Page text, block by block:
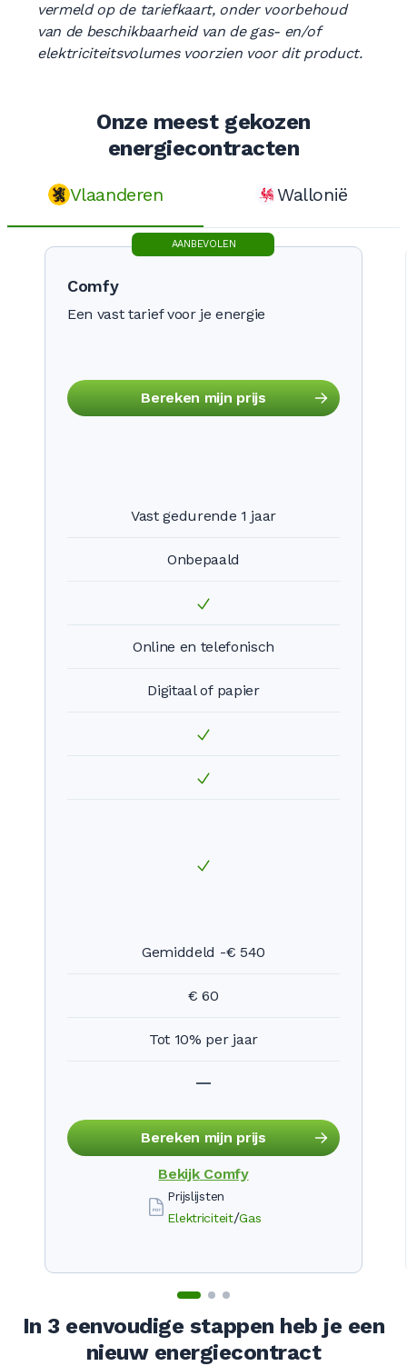
vermeld op de tariefkaart, onder voorbehoud
van de beschikbaarheid van de gas- en/of
elektriciteitsvolumes voorzien voor dit product.
Onze meest gekozen
energiecontracten
Vlaanderen Wallonië
AANBEVOLEN
Comfy
Een vast tarief voor je energie
Bereken mijn prijs
Vast gedurende 1 jaar
Onbepaald
Online en telefonisch
Digitaal of papier
Gemiddeld -€ 540
€ 60
Tot 10% per jaar
Bereken mijn prijs
Bekijk Comfy
Prijslijsten
Elektriciteit/Gas
In 3 eenvoudige stappen heb je een
nieuw energiecontract